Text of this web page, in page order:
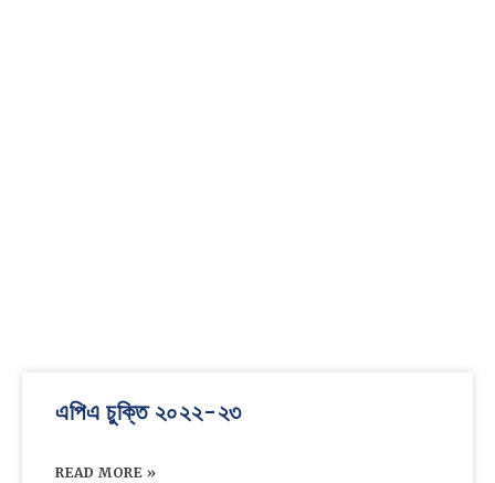
এপিএ চুক্তি ২০২২-২৩
READ MORE »